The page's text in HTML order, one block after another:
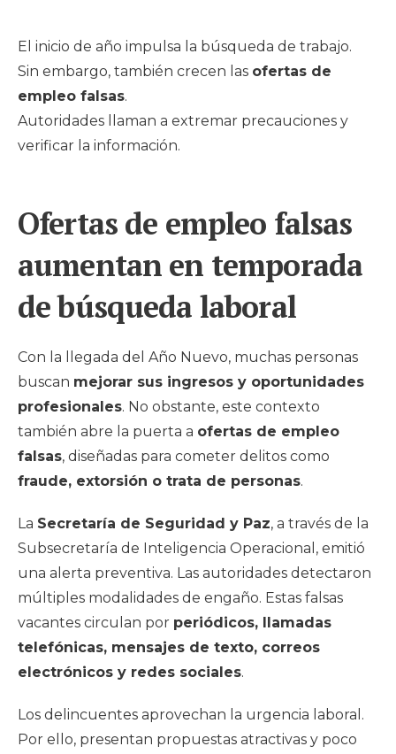
El inicio de año impulsa la búsqueda de trabajo.
Sin embargo, también crecen las ofertas de
empleo falsas.
Autoridades llaman a extremar precauciones y
verificar la información.
Ofertas de empleo falsas
aumentan en temporada
de búsqueda laboral
Con la llegada del Año Nuevo, muchas personas
buscan mejorar sus ingresos y oportunidades
profesionales. No obstante, este contexto
también abre la puerta a ofertas de empleo
falsas, diseñadas para cometer delitos como
fraude, extorsión o trata de personas.
La Secretaría de Seguridad y Paz, a través de la
Subsecretaría de Inteligencia Operacional, emitió
una alerta preventiva. Las autoridades detectaron
múltiples modalidades de engaño. Estas falsas
vacantes circulan por periódicos, llamadas
telefónicas, mensajes de texto, correos
electrónicos y redes sociales.
Los delincuentes aprovechan la urgencia laboral.
Por ello, presentan propuestas atractivas y poco